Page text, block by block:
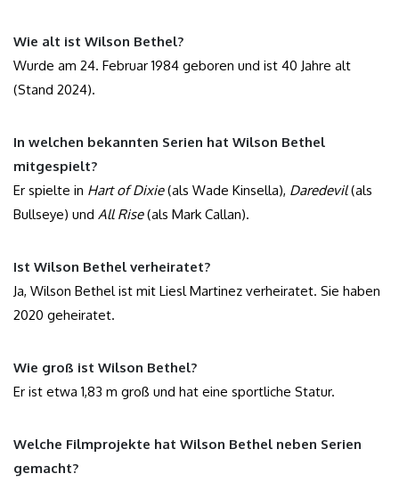
Wie alt ist Wilson Bethel?
Wurde am 24. Februar 1984 geboren und ist 40 Jahre alt
(Stand 2024).
In welchen bekannten Serien hat Wilson Bethel
mitgespielt?
Er spielte in Hart of Dixie(als Wade Kinsella), Daredevil(als
Bullseye) und All Rise(als Mark Callan).
Ist Wilson Bethel verheiratet?
Ja, Wilson Bethel ist mit Liesl Martinez verheiratet. Sie haben
2020 geheiratet.
Wie groß ist Wilson Bethel?
Er ist etwa 1,83 m groß und hat eine sportliche Statur.
Welche Filmprojekte hat Wilson Bethel neben Serien
gemacht?